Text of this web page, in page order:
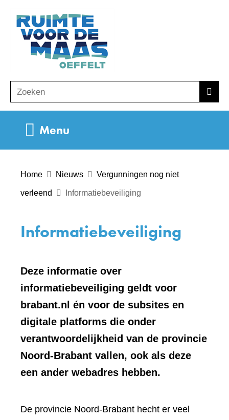
o
e
Zoeken
Menu
Home Nieuws Vergunningen nog niet
verleend Informatiebeveiliging
Informatiebeveiliging
Deze informatie over
informatiebeveiliging geldt voor
brabant.nl én voor de subsites en
digitale platforms die onder
verantwoordelijkheid van de provincie
Noord-Brabant vallen, ook als deze
een ander webadres hebben.
De provincie Noord-Brabant hecht er veel